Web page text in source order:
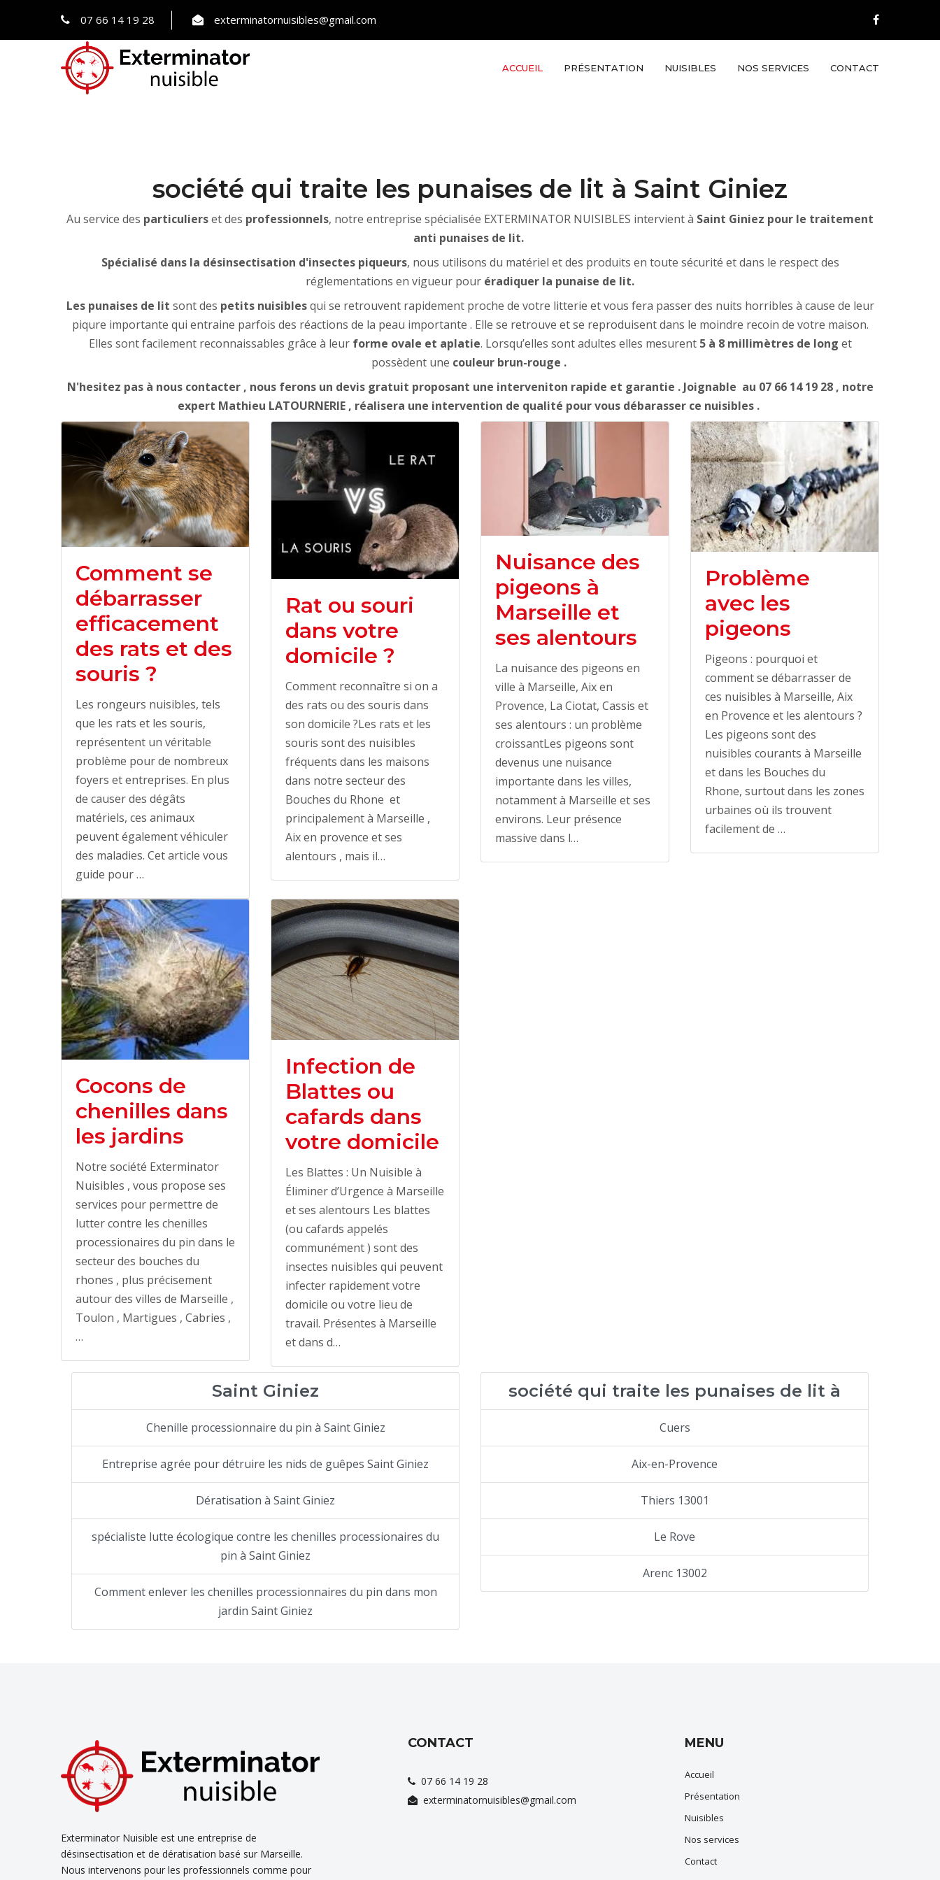
07 66 14 19 28 exterminatornuisibles@gmail.com
ACCUEIL PRÉSENTATION NUISIBLES NOS SERVICES CONTACT
société qui traite les punaises de lit à Saint Giniez
Au service des particulierset des professionnels, notre entreprise spécialisée EXTERMINATOR NUISIBLES intervient à Saint Giniez pour le traitement
anti punaises de lit.
Spécialisé dans la désinsectisation d'insectes piqueurs, nous utilisons du matériel et des produits en toute sécurité et dans le respect des
réglementations en vigueur pour éradiquer la punaise de lit.
Les punaises de lit sont des petits nuisiblesqui se retrouvent rapidement proche de votre litterie et vous fera passer des nuits horribles à cause de leur
piqure importante qui entraine parfois des réactions de la peau importante . Elle se retrouve et se reproduisent dans le moindre recoin de votre maison.
Elles sont facilement reconnaissables grâce à leur forme ovale et aplatie. Lorsqu’elles sont adultes elles mesurent 5 à 8 millimètres de long et
possèdent une couleur brun-rouge .
N'hesitez pas à nous contacter , nous ferons un devis gratuit proposant une interveniton rapide et garantie . Joignable au 07 66 14 19 28 , notre
expert Mathieu LATOURNERIE , réalisera une intervention de qualité pour vous débarasser ce nuisibles .
Comment se
débarrasser
efficacement
des rats et des
souris ?
Les rongeurs nuisibles, tels
que les rats et les souris,
représentent un véritable
problème pour de nombreux
foyers et entreprises. En plus
de causer des dégâts
matériels, ces animaux
peuvent également véhiculer
des maladies. Cet article vous
guide pour …
Rat ou souri
dans votre
domicile ?
Comment reconnaître si on a
des rats ou des souris dans
son domicile ?Les rats et les
souris sont des nuisibles
fréquents dans les maisons
dans notre secteur des
Bouches du Rhone et
principalement à Marseille ,
Aix en provence et ses
alentours , mais il…
Nuisance des
pigeons à
Marseille et
ses alentours
La nuisance des pigeons en
ville à Marseille, Aix en
Provence, La Ciotat, Cassis et
ses alentours : un problème
croissantLes pigeons sont
devenus une nuisance
importante dans les villes,
notamment à Marseille et ses
environs. Leur présence
massive dans l…
Problème
avec les
pigeons
Pigeons : pourquoi et
comment se débarrasser de
ces nuisibles à Marseille, Aix
en Provence et les alentours ?
Les pigeons sont des
nuisibles courants à Marseille
et dans les Bouches du
Rhone, surtout dans les zones
urbaines où ils trouvent
facilement de …
Cocons de
chenilles dans
les jardins
Notre société Exterminator
Nuisibles , vous propose ses
services pour permettre de
lutter contre les chenilles
processionaires du pin dans le
secteur des bouches du
rhones , plus précisement
autour des villes de Marseille ,
Toulon , Martigues , Cabries ,
…
Infection de
Blattes ou
cafards dans
votre domicile
Les Blattes : Un Nuisible à
Éliminer d’Urgence à Marseille
et ses alentours Les blattes
(ou cafards appelés
communément ) sont des
insectes nuisibles qui peuvent
infecter rapidement votre
domicile ou votre lieu de
travail. Présentes à Marseille
et dans d…
Saint Giniez
Chenille processionnaire du pin à Saint Giniez
Entreprise agrée pour détruire les nids de guêpes Saint Giniez
Dératisation à Saint Giniez
spécialiste lutte écologique contre les chenilles processionaires du
pin à Saint Giniez
Comment enlever les chenilles processionnaires du pin dans mon
jardin Saint Giniez
société qui traite les punaises de lit à
Cuers
Aix-en-Provence
Thiers 13001
Le Rove
Arenc 13002
Exterminator Nuisible est une entreprise de
désinsectisation et de dératisation basé sur Marseille.
Nous intervenons pour les professionnels comme pour
CONTACT
07 66 14 19 28
exterminatornuisibles@gmail.com
MENU
Accueil
Présentation
Nuisibles
Nos services
Contact